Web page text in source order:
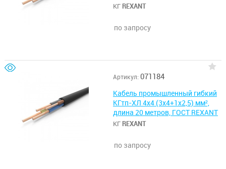
КГ REXANT
по запросу
Артикул: 071184
Кабель промышленный гибкий
КГтп-ХЛ 4х4 (3х4+1х2,5) мм²,
длина 20 метров, ГОСТ REXANT
КГ REXANT
по запросу